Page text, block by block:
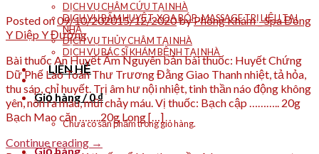
DỊCH VỤ CHÂM CỨU TẠI NHÀ
DỊCH VỤ BẤM HUYỆT, XOA BÓP , MASSAGE TRỊ LIỆU TẠI
NHÀ
DỊCH VỤ THỦY CHÂM TẠI NHÀ
DỊCH VỤ BÁC SĨ KHÁM BỆNH TẠI NHÀ
LIÊN HỆ
Giỏ hàng /0₫
Chưa có sản phẩm trong giỏ hàng.
Giỏ hàng
Posted on09/10/202015/12/2020byPhòng Khám _ Spa Đông
Y Diệp Y Đường
Bài thuốc An Huyết Ẩm Nguyên bản bài thuốc: Huyết Chứng
Dữ Phế Lao Toàn Thư Trương Đằng Giao Thanh nhiệt, tả hỏa,
thu sáp, chỉ huyết. Trị âm hư nội nhiệt, tinh thần náo động không
yên, nôn ra máu, mũi chảy máu. Vị thuốc: Bạch cập ……….. 20g
Bạch Mao căn ……..20g Long […]
Continue reading →